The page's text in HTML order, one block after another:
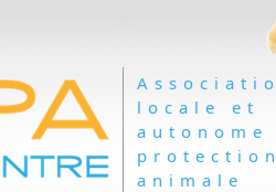
locale et
autonome
protection
animale